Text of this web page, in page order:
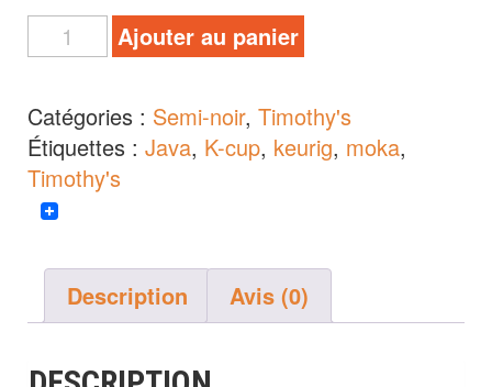
Ajouter au panier
Catégories : Semi-noir, Timothy's
Étiquettes : Java, K-cup, keurig, moka,
Timothy's
Description Avis (0)